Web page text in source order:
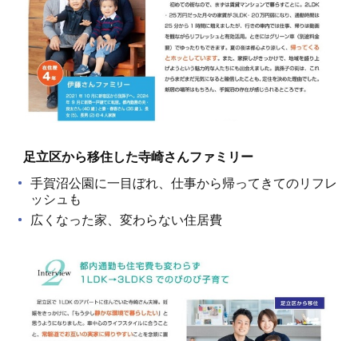
足立区から移住した寺崎さんファミリー
手賀沼公園に一目ぼれ、仕事から帰ってきてのリフレ
ッシュも
広くなった家、変わらない住居費